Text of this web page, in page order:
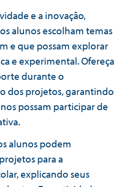
e a inovação,
alunos escolham temas
e que possam explorar
e experimental. Ofereça
durante o
dos projetos, garantindo
possam participar de
alunos podem
para a
explicando seus